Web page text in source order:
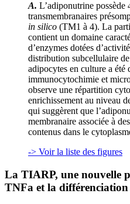
A. L’adiponutrine possède
transmembranaires
in silico (TM1 à 4). La
contient un domaine
d’enzymes dotées
distribution subcellulaire
adipocytes en culture a été
immunocytochimie et
observe une répartition
enrichissement au niveau
qui suggèrent que
membranaire associée à
contenus dans le
-> Voir la liste des figures
La TIARP, une nouvelle
TNFa et la